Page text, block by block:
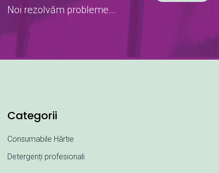
Noi rezolvăm probleme...
Categorii
Consumabile Hârtie
Detergenți profesionali